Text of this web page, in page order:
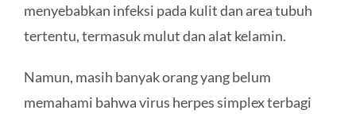
menyebabkan infeksi pada kulit dan area tubuh
tertentu, termasuk mulut dan alat kelamin.
Namun, masih banyak orang yang belum
memahami bahwa virus herpes simplex terbagi